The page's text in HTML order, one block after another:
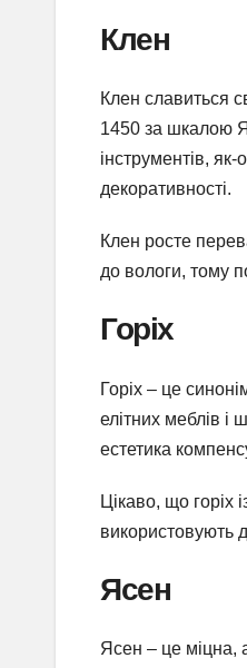
Клен
Клен славиться
1450 за шкалою
інструментів,
декоративності.
Клен росте
до вологи, тому
Горіх
Горіх – це
елітних меблів і
естетика
Цікаво, що горіх
використовують
Ясен
Ясен – це міцна,